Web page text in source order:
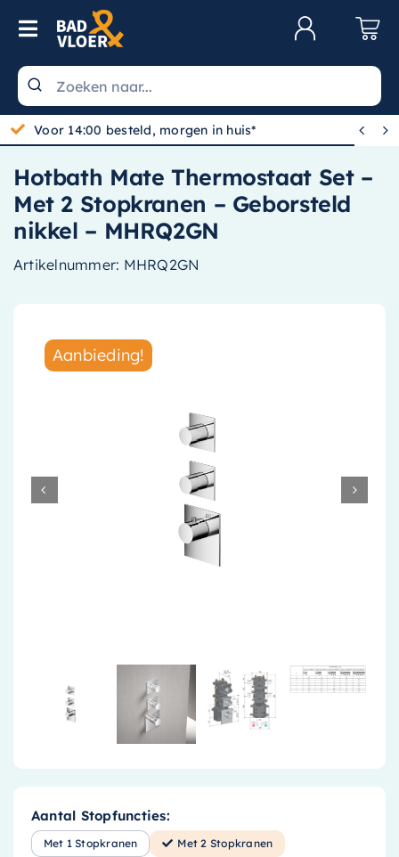
Skip to content
Toggle Navigation
Wastafels
Toiletten
Spiegels
Kranen
Douche
Radiatoren
Installatiemateriaal
Klimaatbeheersing
Voor 14:00 besteld, morgen in huis*  
Hotbath Mate Thermostaat Set –
Met 2 Stopkranen – Geborsteld
nikkel – MHRQ2GN
Artikelnummer: MHRQ2GN
Aanbieding!
Aantal Stopfuncties:
Met 1 Stopkranen Met 2 Stopkranen